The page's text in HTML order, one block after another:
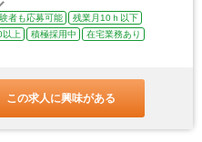
者も応募可能
残業月10ｈ以下
以上 積極採用中
在宅業務あり
この求人に興味がある